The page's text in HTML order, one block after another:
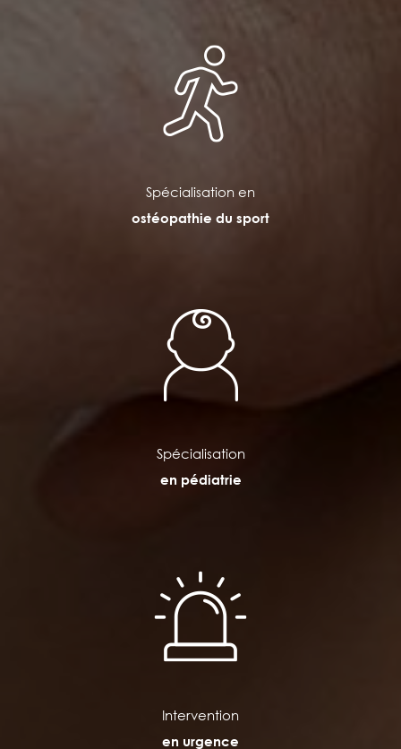
Spécialisation en
ostéopathie du sport
Spécialisation
en pédiatrie
Intervention
en urgence